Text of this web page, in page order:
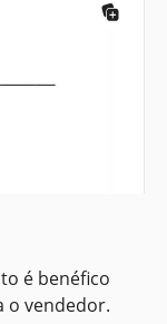
não
esse
é benéfico
o vendedor.